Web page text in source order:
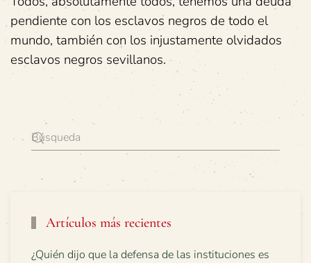
pendiente con los esclavos negros de todo el
mundo, también con los injustamente olvidados
esclavos negros sevillanos.
Artículos más recientes
¿Quién dijo que la defensa de las instituciones es